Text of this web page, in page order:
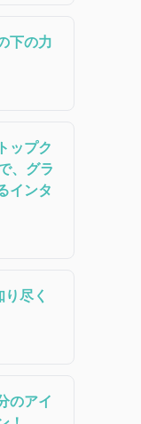
下の力
ップク
、グラ
インタ
尽く
のアイ